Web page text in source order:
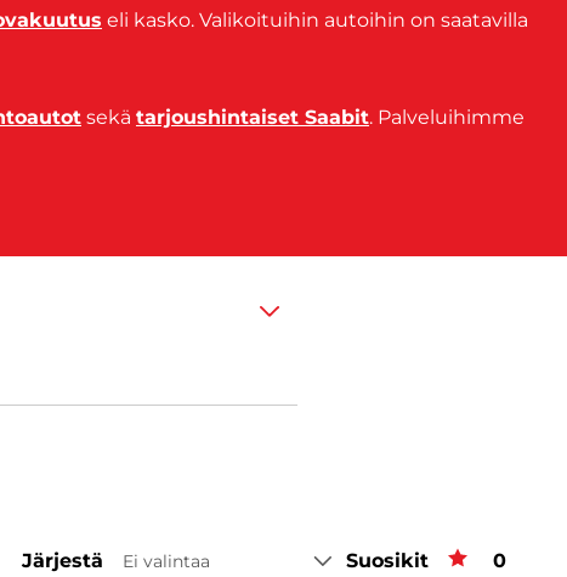
eli kasko. Valikoituihin autoihin on saatavilla
sekä tarjoushintaiset Saabit. Palveluihimme
Järjestä Ei valintaa Suosikit 0